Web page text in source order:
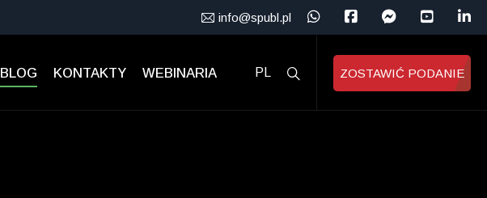
info@spubl.pl
BLOG KONTAKTY WEBINARIA PL ZOSTAWIĆ PODANIE